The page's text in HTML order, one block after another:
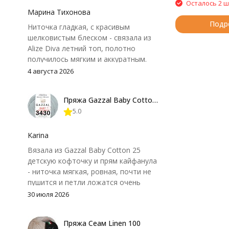
Осталось 2
Марина Тихонова
Ниточка гладкая, с красивым
шелковистым блеском - связала из
Alize Diva летний топ, полотно
получилось мягким и аккуратным.
Петли хорошо видны, вяжется
нюанс - пряжа немного скользит и
иногда расслаивается, пришлось
крючок поудобнее.
4 августа 2026
Пряжа Gazzal Baby Cotton 25
5.0
Karina
Вязала из Gazzal Baby Cotton 25
детскую кофточку и прям кайфанула
- ниточка мягкая, ровная, почти не
пушится и петли ложатся очень
аккуратно. После стирки полотно
потеряло, цвет тоже не стал
тусклее. Единственный нюанс -
30 июля 2026
Пряжа Сеам Linen 100